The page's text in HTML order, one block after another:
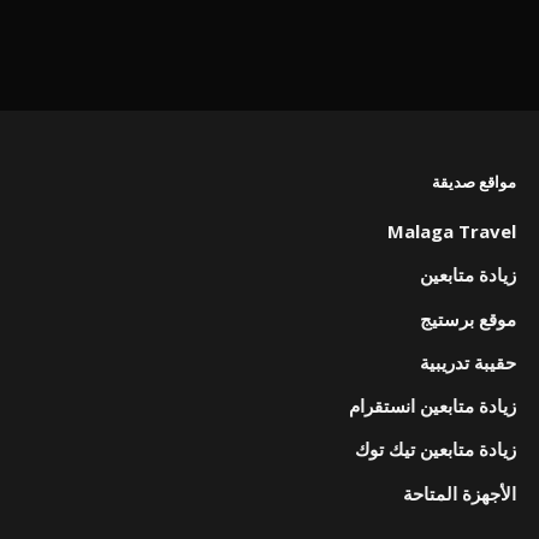
مواقع صديقة
Malaga Travel
زيادة متابعين
موقع برستيج
حقيبة تدريبية
زيادة متابعين انستقرام
زيادة متابعين تيك توك
الأجهزة المتاحة